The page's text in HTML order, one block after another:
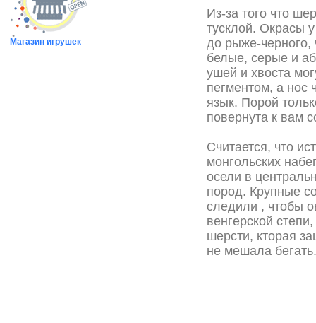
Магазин игрушек
Из-за того что
тусклой. Окрасы
до рыже-черного,
белые, серые и
ушей и хвоста
пегментом, а нос
язык. Порой
повернута к вам
Считается, что
монгольских
осели в
пород. Крупные
следили , чтобы
венгерской
шерсти, кторая
не мешала бегать.